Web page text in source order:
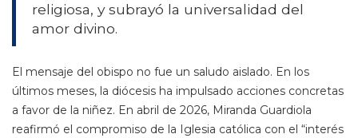
religiosa, y subrayó la universalidad del
amor divino.
El mensaje del obispo no fue un saludo aislado. En los
últimos meses, la diócesis ha impulsado acciones concretas
a favor de la niñez. En abril de 2026, Miranda Guardiola
reafirmó el compromiso de la Iglesia católica con el “interés